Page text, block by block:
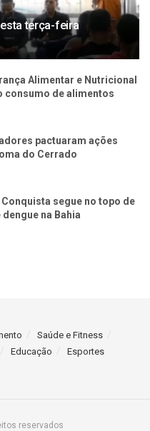
terça-feira
Alimentar e Nutricional
consumo de alimentos
pactuaram ações
do Cerrado
segue no topo de
na Bahia
Saúde e Fitness
Educação Esportes
reservados